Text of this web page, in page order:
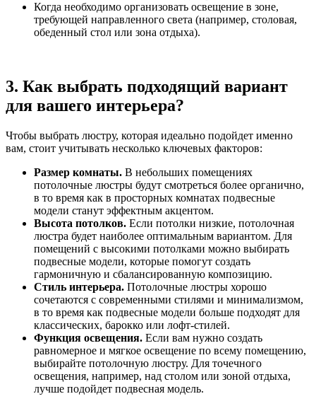
Когда необходимо организовать освещение в зоне,
требующей направленного света (например, столовая,
обеденный стол или зона отдыха).
3. Как выбрать подходящий вариант
для вашего интерьера?
Чтобы выбрать люстру, которая идеально подойдет именно
вам, стоит учитывать несколько ключевых факторов:
Размер комнаты. В небольших помещениях
потолочные люстры будут смотреться более органично,
в то время как в просторных комнатах подвесные
модели станут эффектным акцентом.
Высота потолков. Если потолки низкие, потолочная
люстра будет наиболее оптимальным вариантом. Для
помещений с высокими потолками можно выбирать
подвесные модели, которые помогут создать
гармоничную и сбалансированную композицию.
Стиль интерьера. Потолочные люстры хорошо
сочетаются с современными стилями и минимализмом,
в то время как подвесные модели больше подходят для
классических, барокко или лофт-стилей.
Функция освещения. Если вам нужно создать
равномерное и мягкое освещение по всему помещению,
выбирайте потолочную люстру. Для точечного
освещения, например, над столом или зоной отдыха,
лучше подойдет подвесная модель.